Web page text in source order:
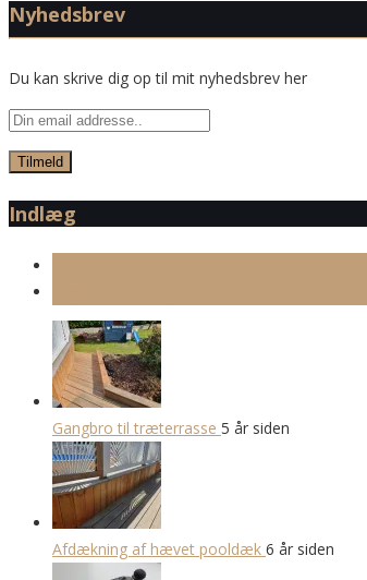
Nyhedsbrev
Du kan skrive dig op til mit nyhedsbrev her
Indlæg
Gangbro til træterrasse 5 år siden
Afdækning af hævet pooldæk 6 år siden